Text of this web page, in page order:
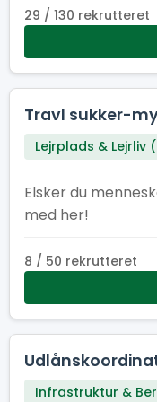
dette lige jobbet
29 / 130 rekrutteret
Travl sukker-
Lejrplads & Lejrliv
Elsker du
med her!
8 / 50 rekrutteret
Infrastruktur &